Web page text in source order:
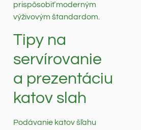
prispôsobiť moderným
výživovým štandardom.
Tipy na
servírovanie
a prezentáciu
katov slah
Podávanie katov šľahu